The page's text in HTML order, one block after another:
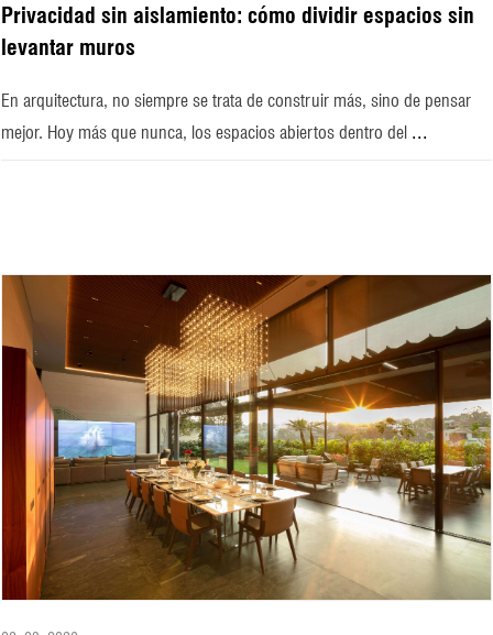
Privacidad sin aislamiento: cómo dividir espacios sin
levantar muros
En arquitectura, no siempre se trata de construir más, sino de pensar
mejor. Hoy más que nunca, los espacios abiertos dentro del ...